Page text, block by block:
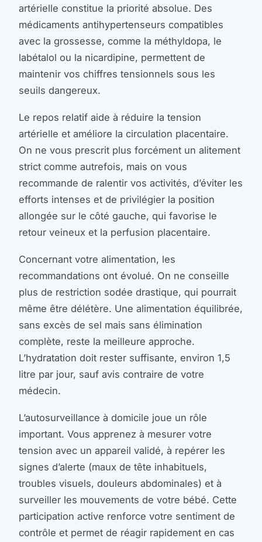
artérielle constitue la priorité absolue. Des
médicaments antihypertenseurs compatibles
avec la grossesse, comme la méthyldopa, le
labétalol ou la nicardipine, permettent de
maintenir vos chiffres tensionnels sous les
seuils dangereux.
Le repos relatif aide à réduire la tension
artérielle et améliore la circulation placentaire.
On ne vous prescrit plus forcément un alitement
strict comme autrefois, mais on vous
recommande de ralentir vos activités, d’éviter les
efforts intenses et de privilégier la position
allongée sur le côté gauche, qui favorise le
retour veineux et la perfusion placentaire.
Concernant votre alimentation, les
recommandations ont évolué. On ne conseille
plus de restriction sodée drastique, qui pourrait
même être délétère. Une alimentation équilibrée,
sans excès de sel mais sans élimination
complète, reste la meilleure approche.
L’hydratation doit rester suffisante, environ 1,5
litre par jour, sauf avis contraire de votre
médecin.
L’autosurveillance à domicile joue un rôle
important. Vous apprenez à mesurer votre
tension avec un appareil validé, à repérer les
signes d’alerte (maux de tête inhabituels,
troubles visuels, douleurs abdominales) et à
surveiller les mouvements de votre bébé. Cette
participation active renforce votre sentiment de
contrôle et permet de réagir rapidement en cas